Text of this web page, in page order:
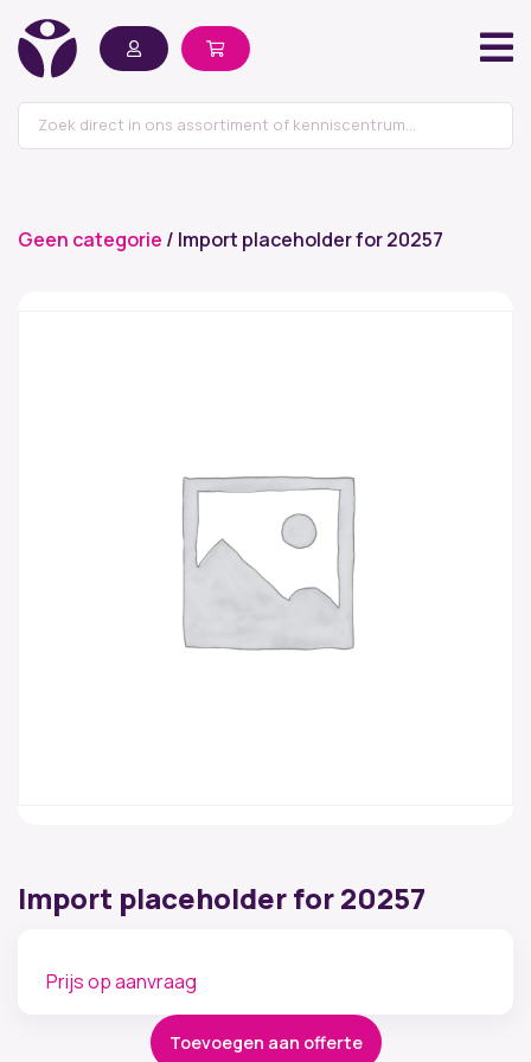
Geen categorie / Import placeholder for 20257
Import placeholder for 20257
Prijs op aanvraag
Toevoegen aan offerte